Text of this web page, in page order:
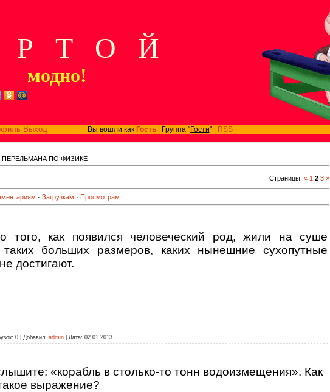
Т О Й
ВыходВы вошли как Гость| Группа "Гости" |
RSS
ПЕРЕЛЬМАНА ПО ФИЗИКЕ
Страницы: « 1 2 3 »
· Загрузкам · Просмотрам
того, как появился человеческий род, жили на суше
больших размеров, каких нынешние сухопутные
достигают.
0 Добавил: admin Дата: 02.01.2013
«корабль в столько-то тонн водоизмещения». Как
выражение?